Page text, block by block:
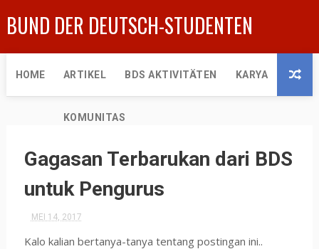
BUND DER DEUTSCH-STUDENTEN
HOME ARTIKEL BDS AKTIVITÄTEN KARYA
KOMUNITAS
Gagasan Terbarukan dari BDS
untuk Pengurus
MEI 14, 2017
Kalo kalian bertanya-tanya tentang postingan ini..